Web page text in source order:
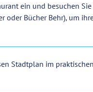
ein und besuchen
oder Bücher Behr), um
Stadtplan im praktischen